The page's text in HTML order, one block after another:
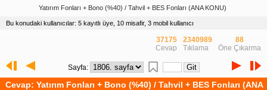
Yatırım Fonları + Bono (%40) / Tahvil + BES Fonları (ANA KONU)
Bu konudaki kullanıcılar: 5 kayıtlı üye, 10 misafir, 3 mobil kullanıcı
37175
Cevap
2340989
Tıklama
88
Öne Çıkarma
Sayfa:
Cevap: Yatırım Fonları + Bono (%40) / Tahvil + BES Fonları (ANA